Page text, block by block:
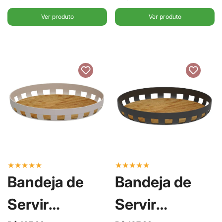
Ver produto Ver produto
★★★★★
Bandeja de
Servir
★★★★★
Bandeja de
Servir